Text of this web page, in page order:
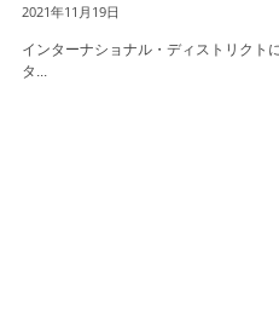
2021年11月19日
インターナショナル・ディストリクト
タ...